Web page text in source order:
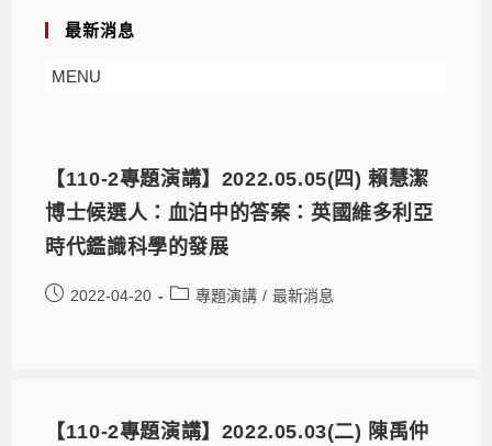
最新消息
MENU
【110-2專題演講】2022.05.05(四) 賴慧潔
博士候選人：血泊中的答案：英國維多利亞
時代鑑識科學的發展
2022-04-20 專題演講 / 最新消息
【110-2專題演講】2022.05.03(二) 陳禹仲